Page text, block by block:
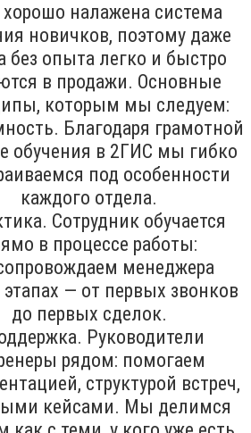
хорошо налажена система
новичков, поэтому даже
без опыта легко и быстро
в продажи. Основные
которым мы следуем:
Благодаря грамотной
обучения в 2ГИС мы гибко
под особенности
каждого отдела.
Сотрудник обучается
в процессе работы:
менеджера
этапах — от первых звонков
до первых сделок.
Руководители
рядом: помогаем
структурой встреч,
кейсами. Мы делимся